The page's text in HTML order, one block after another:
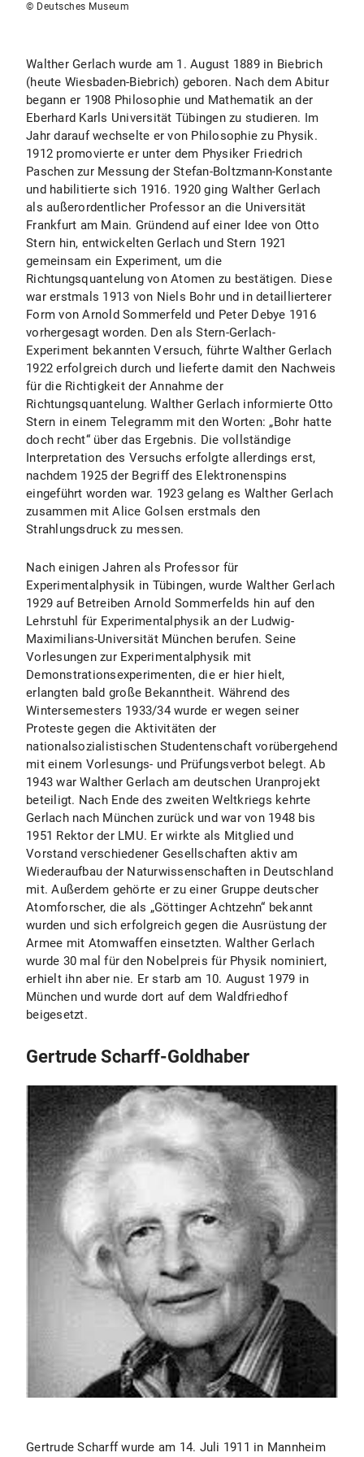
© Deutsches Museum
Walther Gerlach wurde am 1. August 1889 in Biebrich
(heute Wiesbaden-Biebrich) geboren. Nach dem Abitur
begann er 1908 Philosophie und Mathematik an der
Eberhard Karls Universität Tübingen zu studieren. Im
Jahr darauf wechselte er von Philosophie zu Physik.
1912 promovierte er unter dem Physiker Friedrich
Paschen zur Messung der Stefan-Boltzmann-Konstante
und habilitierte sich 1916. 1920 ging Walther Gerlach
als außerordentlicher Professor an die Universität
Frankfurt am Main. Gründend auf einer Idee von Otto
Stern hin, entwickelten Gerlach und Stern 1921
gemeinsam ein Experiment, um die
Richtungsquantelung von Atomen zu bestätigen. Diese
war erstmals 1913 von Niels Bohr und in detaillierterer
Form von Arnold Sommerfeld und Peter Debye 1916
vorhergesagt worden. Den als Stern-Gerlach-
Experiment bekannten Versuch, führte Walther Gerlach
1922 erfolgreich durch und lieferte damit den Nachweis
für die Richtigkeit der Annahme der
Richtungsquantelung. Walther Gerlach informierte Otto
Stern in einem Telegramm mit den Worten: „Bohr hatte
doch recht“ über das Ergebnis. Die vollständige
Interpretation des Versuchs erfolgte allerdings erst,
nachdem 1925 der Begriff des Elektronenspins
eingeführt worden war. 1923 gelang es Walther Gerlach
zusammen mit Alice Golsen erstmals den
Strahlungsdruck zu messen.
Nach einigen Jahren als Professor für
Experimentalphysik in Tübingen, wurde Walther Gerlach
1929 auf Betreiben Arnold Sommerfelds hin auf den
Lehrstuhl für Experimentalphysik an der Ludwig-
Maximilians-Universität München berufen. Seine
Vorlesungen zur Experimentalphysik mit
Demonstrationsexperimenten, die er hier hielt,
erlangten bald große Bekanntheit. Während des
Wintersemesters 1933/34 wurde er wegen seiner
Proteste gegen die Aktivitäten der
nationalsozialistischen Studentenschaft vorübergehend
mit einem Vorlesungs- und Prüfungsverbot belegt. Ab
1943 war Walther Gerlach am deutschen Uranprojekt
beteiligt. Nach Ende des zweiten Weltkriegs kehrte
Gerlach nach München zurück und war von 1948 bis
1951 Rektor der LMU. Er wirkte als Mitglied und
Vorstand verschiedener Gesellschaften aktiv am
Wiederaufbau der Naturwissenschaften in Deutschland
mit. Außerdem gehörte er zu einer Gruppe deutscher
Atomforscher, die als „Göttinger Achtzehn“ bekannt
wurden und sich erfolgreich gegen die Ausrüstung der
Armee mit Atomwaffen einsetzten. Walther Gerlach
wurde 30 mal für den Nobelpreis für Physik nominiert,
erhielt ihn aber nie. Er starb am 10. August 1979 in
München und wurde dort auf dem Waldfriedhof
beigesetzt.
Gertrude Scharff-Goldhaber
Gertrude Scharff wurde am 14. Juli 1911 in Mannheim